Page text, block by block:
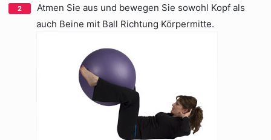
Atmen Sie aus und bewegen Sie sowohl Kopf als
auch Beine mit Ball Richtung Körpermitte.